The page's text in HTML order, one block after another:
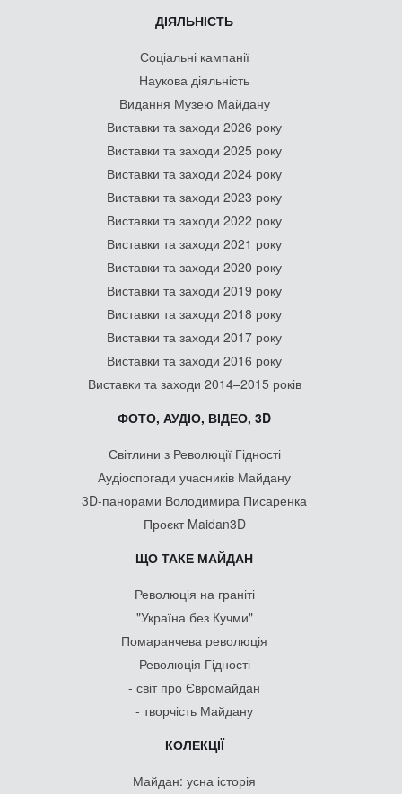
ДІЯЛЬНІСТЬ
Соціальні кампанії
Наукова діяльність
Видання Музею Майдану
Виставки та заходи 2026 року
Виставки та заходи 2025 року
Виставки та заходи 2024 року
Виставки та заходи 2023 року
Виставки та заходи 2022 року
Виставки та заходи 2021 року
Виставки та заходи 2020 року
Виставки та заходи 2019 року
Виставки та заходи 2018 року
Виставки та заходи 2017 року
Виставки та заходи 2016 року
Виставки та заходи 2014–2015 років
ФОТО, АУДІО, ВІДЕО, 3D
Світлини з Революції Гідності
Аудіоспогади учасників Майдану
3D-панорами Володимира Писаренка
Проєкт Maidan3D
ЩО ТАКЕ МАЙДАН
Революція на граніті
"Україна без Кучми"
Помаранчева революція
Революція Гідності
- світ про Євромайдан
- творчість Майдану
КОЛЕКЦІЇ
Майдан: усна історія